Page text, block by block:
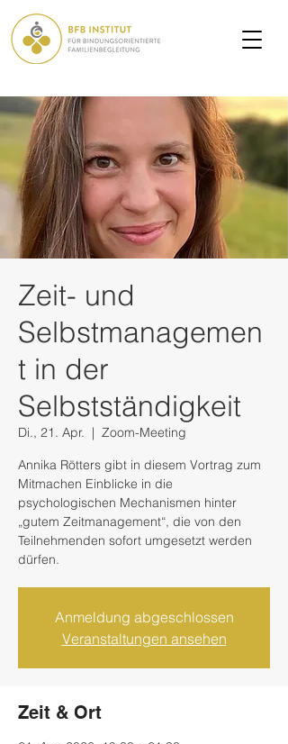
Zeit- und
Selbstmanagemen
t in der
Selbstständigkeit
Di., 21. Apr.
  |
Zoom-Meeting
Annika Rötters gibt in diesem Vortrag zum
Mitmachen Einblicke in die
psychologischen Mechanismen hinter
„gutem Zeitmanagement“, die von den
Teilnehmenden sofort umgesetzt werden
dürfen.
Anmeldung abgeschlossen
Veranstaltungen ansehen
Zeit & Ort